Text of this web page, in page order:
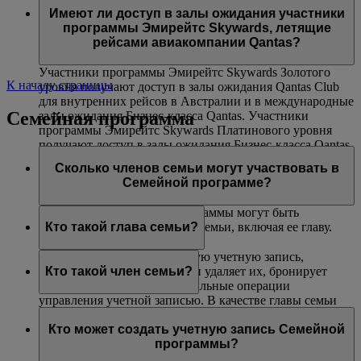
авиакомпаниями Эмирейтс и flydubai. Данная
возможность недоступна на совместных рейсах,
выполняемых другими авиакомпаниями, и на
маршрутах, включающих рейсы других авиакомпаний.
(только на маршрутах, где действуют ограничения
по весу).
Платинового и Золотого уровней могут воспользоваться
услугой приоритетной посадки в самолет.
Имеют ли доступ в залы ожидания участники
программы Эмирейтс Skywards, летящие
рейсами авиакомпании Qantas?
Участники программы Эмирейтс Skywards Золотого
уровня получают доступ в залы ожидания Qantas Club
для внутренних рейсов в Австралии и в международные
залы ожидания Бизнес-класса Qantas. Участники
программы Эмирейтс Skywards Платинового уровня
получают доступ в залы ожидания Бизнес-класса Qantas
внутренних рейсов в Австралии и в международные
залы ожидания Бизнес-класса Qantas.
К началу страницы
Семейная программа
Сколько членов семьи могут участвовать в
Семейной программе?
В одну учетную запись программы могут быть
включены до восьми членов семьи, включая ее главу.
Кто такой глава семьи?
Глава семьи создает Семейную учетную запись,
добавляет в нее участников и удаляет их, бронирует
билеты и выполняет все остальные операции
управления учетной записью. В качестве главы семьи
18 лет. Чтобы добавить участника программы Skysurfers
в учетную запись Семейной программы, глава семьи
Кто такой член семьи?
Семейной программы и может внести 0 % или 100 %
своих миль Skywards, полученных за перелеты рейсами
Кто может создать учетную запись Семейной
программы?